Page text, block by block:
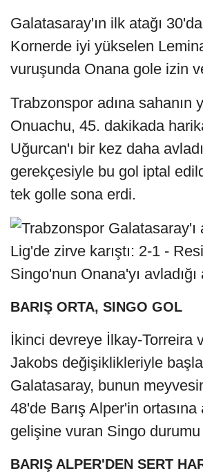
Galatasaray'ın ilk atağı
Kornerde iyi yükselen
vuruşunda Onana gole izin
Trabzonspor adına sahanın
Onuachu, 45. dakikada
Uğurcan'ı bir kez daha
gerekçesiyle bu gol iptal
tek golle sona erdi.
Singo'nun Onana'yı avladığı
BARIŞ ORTA, SINGO GOL
İkinci devreye İlkay-Torreira
Jakobs değişiklikleriyle
Galatasaray, bunun
48'de Barış Alper'in
gelişine vuran Singo
BARIŞ ALPER'DEN SERT